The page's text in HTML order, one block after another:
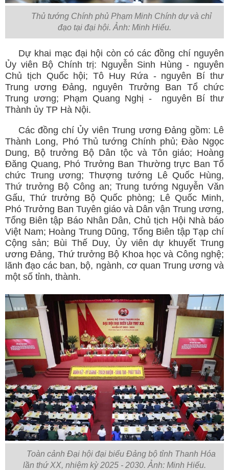
Thủ tướng Chính phủ Phạm Minh Chính dự và chỉ
đạo tại đại hội. Ảnh: Minh Hiếu.
Dự khai mạc đại hội còn có các đồng chí nguyên
Ủy viên Bộ Chính trị: Nguyễn Sinh Hùng - nguyên
Chủ tịch Quốc hội; Tô Huy Rứa - nguyên Bí thư
Trung ương Đảng, nguyên Trưởng Ban Tổ chức
Trung ương; Phạm Quang Nghị - nguyên Bí thư
Thành ủy TP Hà Nội.
Các đồng chí Ủy viên Trung ương Đảng gồm: Lê
Thành Long, Phó Thủ tướng Chính phủ; Đào Ngọc
Dung, Bộ trưởng Bộ Dân tộc và Tôn giáo; Hoàng
Đăng Quang, Phó Trưởng Ban Thường trực Ban Tổ
chức Trung ương; Thượng tướng Lê Quốc Hùng,
Thứ trưởng Bộ Công an; Trung tướng Nguyễn Văn
Gấu, Thứ trưởng Bộ Quốc phòng; Lê Quốc Minh,
Phó Trưởng Ban Tuyên giáo và Dân vận Trung ương,
Tổng Biên tập Báo Nhân Dân, Chủ tịch Hội Nhà báo
Việt Nam; Hoàng Trung Dũng, Tổng Biên tập Tạp chí
Cộng sản; Bùi Thế Duy, Ủy viên dự khuyết Trung
ương Đảng, Thứ trưởng Bộ Khoa học và Công nghệ;
lãnh đạo các ban, bộ, ngành, cơ quan Trung ương và
một số tỉnh, thành.
Toàn cảnh Đại hội đại biểu Đảng bộ tỉnh Thanh Hóa
lần thứ XX, nhiệm kỳ 2025 - 2030. Ảnh: Minh Hiếu.